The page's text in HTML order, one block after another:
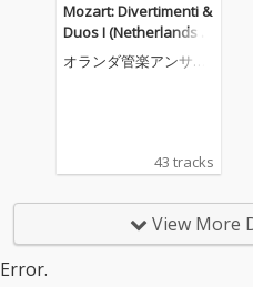
Mozart: Divertimenti &
Duos I (Netherlands W
ind Ensemble: Comple
te Philips Recordings,
オランダ管楽アンサン
43 tracks
View More
Error.